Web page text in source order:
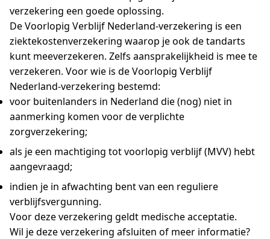
verzekering een goede oplossing.
De Voorlopig Verblijf Nederland-verzekering is een
ziektekostenverzekering waarop je ook de tandarts
kunt meeverzekeren. Zelfs aansprakelijkheid is mee te
verzekeren. Voor wie is de Voorlopig Verblijf
Nederland-verzekering bestemd:
voor buitenlanders in Nederland die (nog) niet in
aanmerking komen voor de verplichte
zorgverzekering;
als je een machtiging tot voorlopig verblijf (MVV) hebt
aangevraagd;
indien je in afwachting bent van een reguliere
verblijfsvergunning.
Voor deze verzekering geldt medische acceptatie.
Wil je deze verzekering afsluiten of meer informatie?